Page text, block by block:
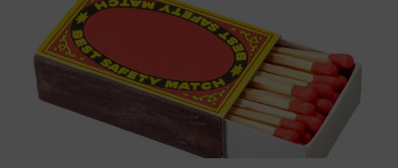
© 星野 真・小学館／ 「ノケモノたちの夜」製作委員会